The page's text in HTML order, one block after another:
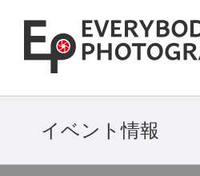
イベント情報